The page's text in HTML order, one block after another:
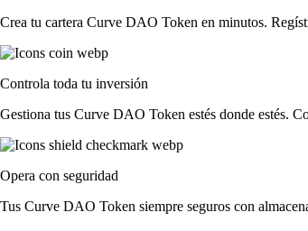
Crea tu cartera Curve DAO Token en minutos.
Controla toda tu inversión
Gestiona tus Curve DAO Token estés donde estés.
Opera con seguridad
Tus Curve DAO Token siempre seguros con